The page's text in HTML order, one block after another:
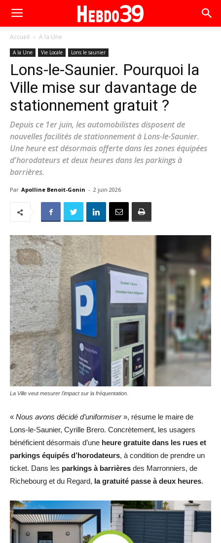
Accueil A la Une
A la Une Vie Locale Lons le saunier
Lons-le-Saunier. Pourquoi la
Ville mise sur davantage de
stationnement gratuit ?
Depuis ce 1er juin, les automobilistes disposent de
nouvelles facilités de stationnement à Lons-le-Saunier.
Une heure est désormais offerte dans les zones équipées
d'horodateurs et deux heures dans les parkings à
barrières.
Par Apolline Benoit-Gonin - 2 juin 2026
La Ville veut mesurer l'impact sur la fréquentation.
« Nous avons décidé d’uniformiser», résume le maire de
Lons-le-Saunier, Cyrille Brero. Concrètement, les usagers
bénéficient désormais d’une heure gratuite dans les rues et
parkings équipés d’horodateurs, à condition de prendre un
ticket. Dans les parkings à barrières des Marronniers, de
Richebourg et du Regard, la gratuité passe à deux heures.